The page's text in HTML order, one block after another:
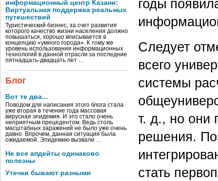
информационный центр Казани:
Виртуальная поддержка реальных
путешествий
Туристический бизнес, за счет развития
которого качество жизни населения должно
повышаться, хорошо вписывается в
концепцию «умного города». К тому же
уровень использования информационных
технологий в данной отрасли за последние
пятнадцать-двадцать лет …
Блог
Вот те два...
Поводом для написания этого блога стала
уже вторая в течение года массовая
вирусная эпидемия. И это стало очень
неприятным прецедентом. Ведь столь
масштабных заражений не было уже очень
давно. Впрочем, данная ситуация была
ожидаемой. Эпидемию вызвали …
Не все апдейты одинаково
полезны
Утечки бывают разными
годы
Следует
всего
системы
т. д., но они
решения.
стать